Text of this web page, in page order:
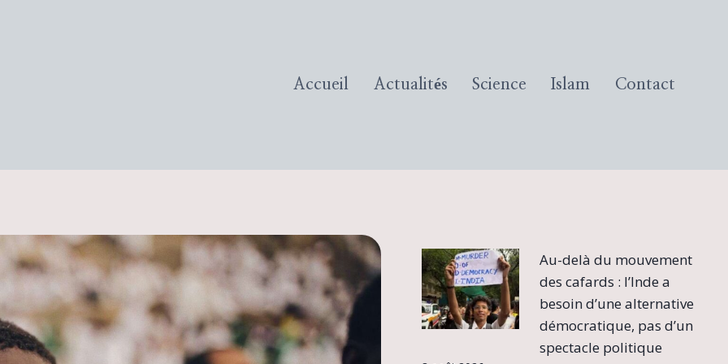
Accueil Actualités Science Islam Contact
Au-delà du mouvement
des cafards : l’Inde a
besoin d’une alternative
démocratique, pas d’un
spectacle politique